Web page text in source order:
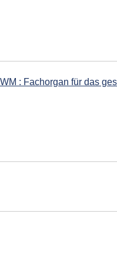
: Fachorgan für das